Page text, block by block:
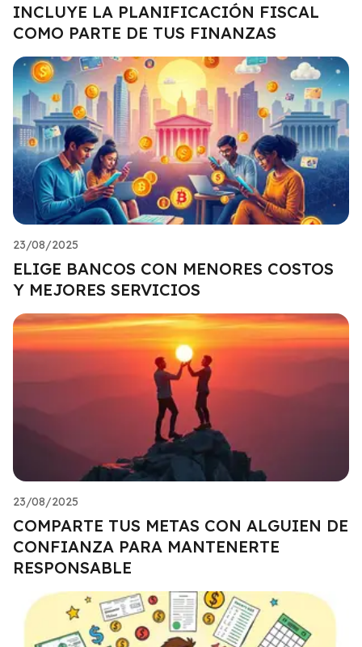
INCLUYE LA PLANIFICACIÓN FISCAL
COMO PARTE DE TUS FINANZAS
23/08/2025
ELIGE BANCOS CON MENORES COSTOS
Y MEJORES SERVICIOS
23/08/2025
COMPARTE TUS METAS CON ALGUIEN DE
CONFIANZA PARA MANTENERTE
RESPONSABLE